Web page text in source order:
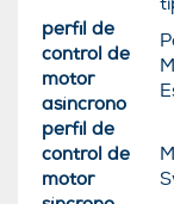
perfil de
control de
motor
asíncrono
perfil de
control de
motor